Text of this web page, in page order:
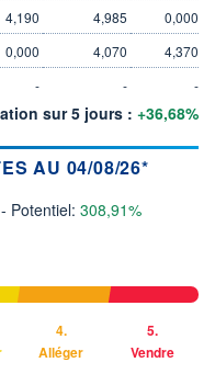
4,190 4,985
0,000
0,000 4,070
4,370
- - -
sur 5 jours : +36,68%
AU 04/08/26*
- Potentiel: 308,91%
4.
Alléger
5.
Vendre